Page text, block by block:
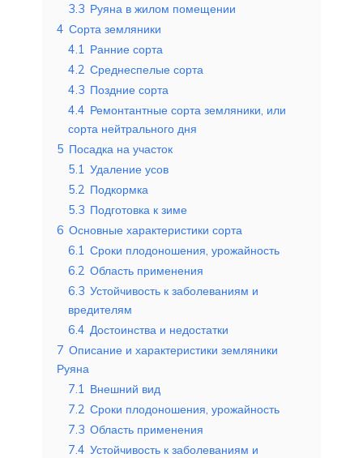
3.3 Руяна в жилом помещении
4 Сорта земляники
4.1 Ранние сорта
4.2 Среднеспелые сорта
4.3 Поздние сорта
4.4 Ремонтантные сорта земляники, или
сорта нейтрального дня
5 Посадка на участок
5.1 Удаление усов
5.2 Подкормка
5.3 Подготовка к зиме
6 Основные характеристики сорта
6.1 Сроки плодоношения, урожайность
6.2 Область применения
6.3 Устойчивость к заболеваниям и
вредителям
6.4 Достоинства и недостатки
7 Описание и характеристики земляники
Руяна
7.1 Внешний вид
7.2 Сроки плодоношения, урожайность
7.3 Область применения
7.4 Устойчивость к заболеваниям и